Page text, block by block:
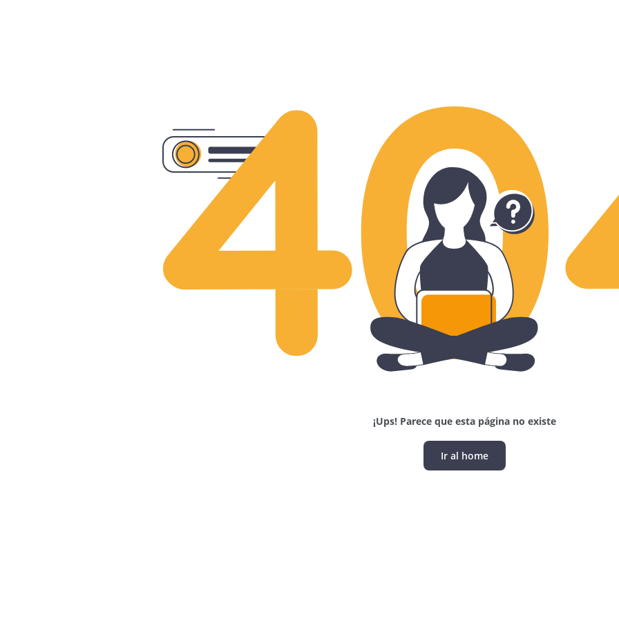
¡Ups! Parece que esta página no existe
Ir al home